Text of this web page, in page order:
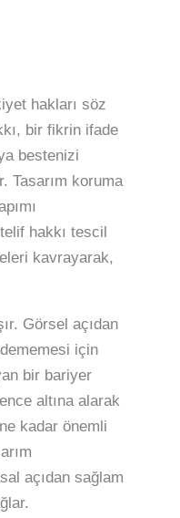
hakları söz
bir fikrin ifade
bestenizi
Tasarım koruma
hakkı tescil
kavrayarak,
Görsel açıdan
için
bir bariyer
altına alarak
kadar önemli
açıdan sağlam